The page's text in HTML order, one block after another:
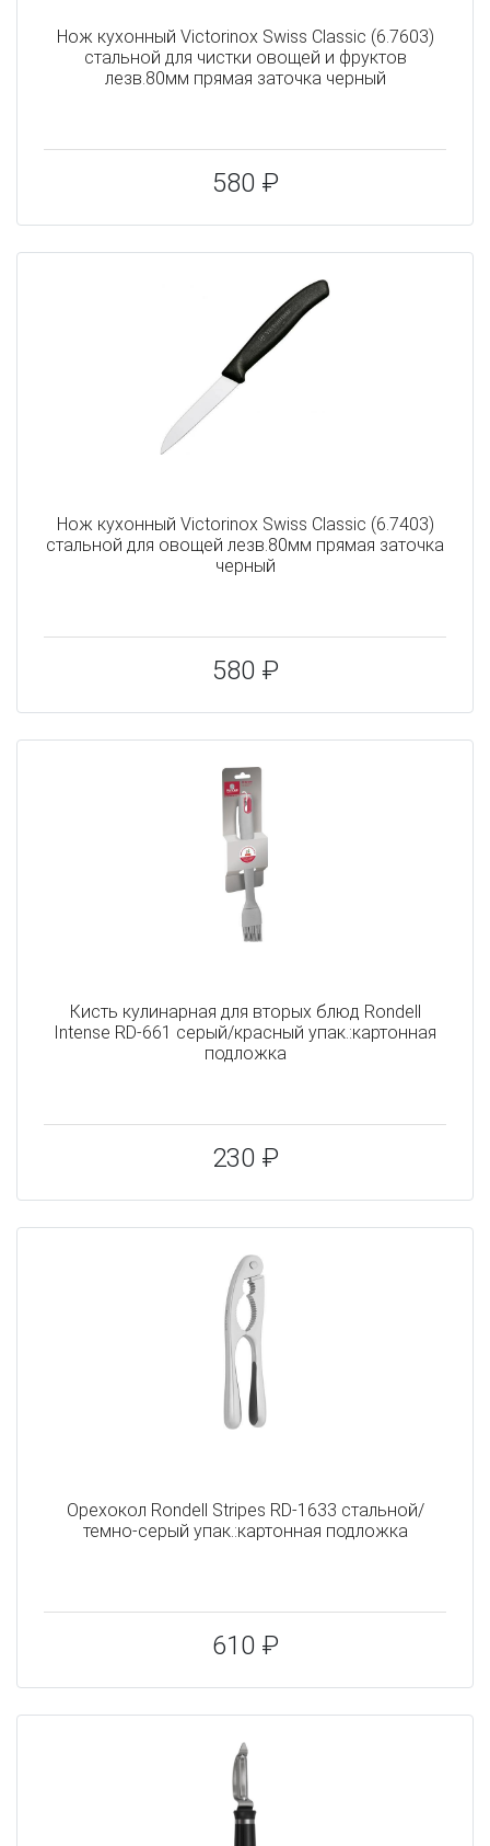
Нож кухонный Victorinox Swiss Classic (6.7603)
стальной для чистки овощей и фруктов
лезв.80мм прямая заточка черный
580 ₽
Нож кухонный Victorinox Swiss Classic (6.7403)
стальной для овощей лезв.80мм прямая заточка
черный
580 ₽
Кисть кулинарная для вторых блюд Rondell
Intense RD-661 серый/красный упак.:картонная
подложка
230 ₽
Орехокол Rondell Stripes RD-1633 стальной/
темно-серый упак.:картонная подложка
610 ₽